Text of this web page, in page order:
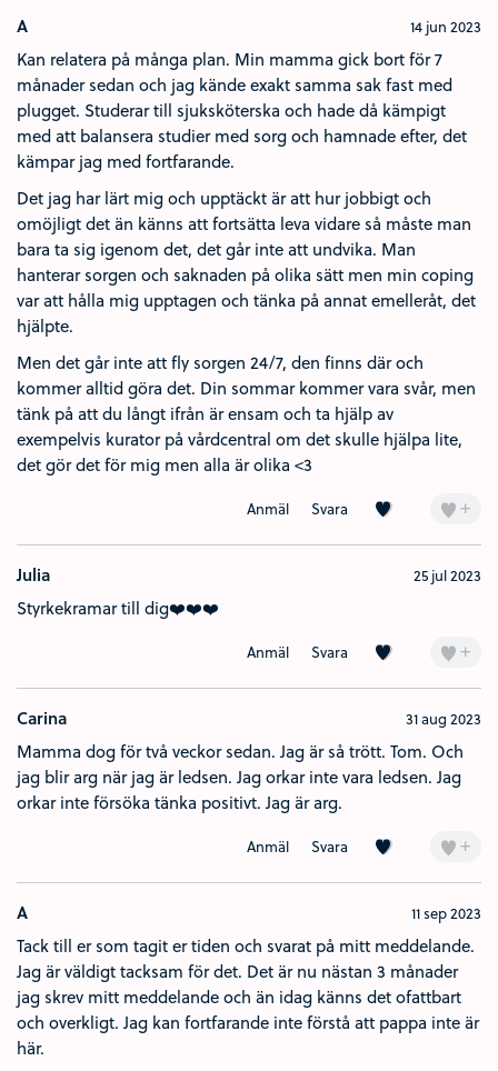
A 14 jun 2023
Kan relatera på många plan. Min mamma gick bort för 7
månader sedan och jag kände exakt samma sak fast med
plugget. Studerar till sjuksköterska och hade då kämpigt
med att balansera studier med sorg och hamnade efter, det
kämpar jag med fortfarande.
Det jag har lärt mig och upptäckt är att hur jobbigt och
omöjligt det än känns att fortsätta leva vidare så måste man
bara ta sig igenom det, det går inte att undvika. Man
hanterar sorgen och saknaden på olika sätt men min coping
var att hålla mig upptagen och tänka på annat emelleråt, det
hjälpte.
Men det går inte att fly sorgen 24/7, den finns där och
kommer alltid göra det. Din sommar kommer vara svår, men
tänk på att du långt ifrån är ensam och ta hjälp av
exempelvis kurator på vårdcentral om det skulle hjälpa lite,
det gör det för mig men alla är olika <3
Anmäl Svara Kärlek (4) +
Julia 25 jul 2023
Styrkekramar till dig❤️❤️❤️
Anmäl Svara Kärlek (1) +
Carina 31 aug 2023
Mamma dog för två veckor sedan. Jag är så trött. Tom. Och
jag blir arg när jag är ledsen. Jag orkar inte vara ledsen. Jag
orkar inte försöka tänka positivt. Jag är arg.
Anmäl Svara Kärlek (5) +
A 11 sep 2023
Tack till er som tagit er tiden och svarat på mitt meddelande.
Jag är väldigt tacksam för det. Det är nu nästan 3 månader
jag skrev mitt meddelande och än idag känns det ofattbart
och overkligt. Jag kan fortfarande inte förstå att pappa inte är
här.